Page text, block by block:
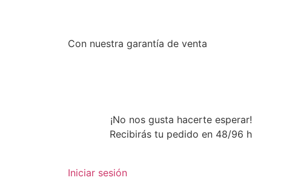
Con nuestra garantía de venta
¡No nos gusta hacerte esperar!
Recibirás tu pedido en 48/96 h
Iniciar sesión